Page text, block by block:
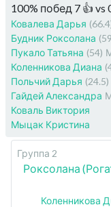
100% побед 7 👍 vs
Ковалева Дарья
Будник Роксолана
Пукало Татьяна (54)
Коленникова Диана
Польчий Дарья (24.5)
Гайдей Александра
Коваль Виктория
Мыцак Кристина
Группа 2
Роксолана
Коленникова